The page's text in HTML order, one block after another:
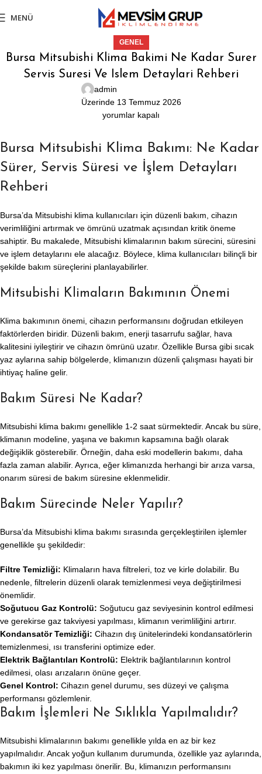
MENÜ
GENEL
Bursa Mitsubishi Klima Bakimi Ne Kadar Surer
Servis Suresi Ve Islem Detaylari Rehberi
admin
Üzerinde 13 Temmuz 2026
yorumlar kapalı
Bursa Mitsubishi Klima Bakımı: Ne Kadar
Sürer, Servis Süresi ve İşlem Detayları
Rehberi
Bursa’da Mitsubishi klima kullanıcıları için düzenli bakım, cihazın
verimliliğini artırmak ve ömrünü uzatmak açısından kritik öneme
sahiptir. Bu makalede, Mitsubishi klimalarının bakım sürecini, süresini
ve işlem detaylarını ele alacağız. Böylece, klima kullanıcıları bilinçli bir
şekilde bakım süreçlerini planlayabilirler.
Mitsubishi Klimaların Bakımının Önemi
Klima bakımının önemi, cihazın performansını doğrudan etkileyen
faktörlerden biridir. Düzenli bakım, enerji tasarrufu sağlar, hava
kalitesini iyileştirir ve cihazın ömrünü uzatır. Özellikle Bursa gibi sıcak
yaz aylarına sahip bölgelerde, klimanızın düzenli çalışması hayati bir
ihtiyaç haline gelir.
Bakım Süresi Ne Kadar?
Mitsubishi klima bakımı genellikle 1-2 saat sürmektedir. Ancak bu süre,
klimanın modeline, yaşına ve bakımın kapsamına bağlı olarak
değişiklik gösterebilir. Örneğin, daha eski modellerin bakımı, daha
fazla zaman alabilir. Ayrıca, eğer klimanızda herhangi bir arıza varsa,
onarım süresi de bakım süresine eklenmelidir.
Bakım Sürecinde Neler Yapılır?
Bursa’da Mitsubishi klima bakımı sırasında gerçekleştirilen işlemler
genellikle şu şekildedir:
Filtre Temizliği: Klimaların hava filtreleri, toz ve kirle dolabilir. Bu
nedenle, filtrelerin düzenli olarak temizlenmesi veya değiştirilmesi
önemlidir.
Soğutucu Gaz Kontrolü: Soğutucu gaz seviyesinin kontrol edilmesi
ve gerekirse gaz takviyesi yapılması, klimanın verimliliğini artırır.
Kondansatör Temizliği: Cihazın dış ünitelerindeki kondansatörlerin
temizlenmesi, ısı transferini optimize eder.
Elektrik Bağlantıları Kontrolü: Elektrik bağlantılarının kontrol
edilmesi, olası arızaların önüne geçer.
Genel Kontrol: Cihazın genel durumu, ses düzeyi ve çalışma
performansı gözlemlenir.
Bakım İşlemleri Ne Sıklıkla Yapılmalıdır?
Mitsubishi klimalarının bakımı genellikle yılda en az bir kez
yapılmalıdır. Ancak yoğun kullanım durumunda, özellikle yaz aylarında,
bakımın iki kez yapılması önerilir. Bu, klimanızın performansını